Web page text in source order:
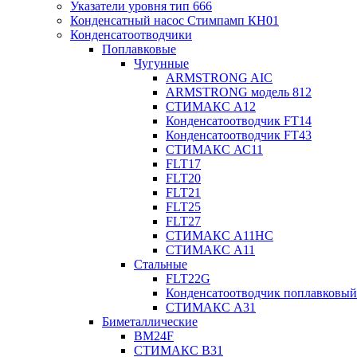
Указатели уровня тип 666
Конденсатный насос Стимпамп КН01
Конденсатоотводчики
Поплавковые
Чугунные
ARMSTRONG AIC
ARMSTRONG модель 812
СТИМАКС А12
Конденсатоотводчик FT14
Конденсатоотводчик FT43
СТИМАКС АС11
FLT17
FLT20
FLT21
FLT25
FLT27
СТИМАКС А11HC
СТИМАКС А11
Стальные
FLT22G
Конденсатоотводчик
СТИМАКС А31
Биметаллические
BM24F
СТИМАКС B31